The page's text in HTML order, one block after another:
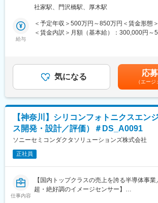
センターとして岐阜、群馬に事務所を構えて
は、多種多様な事業を有しているため、モ
業、IoT事業などの様々な事業と密に連携す
企業名：MMIセミコンダクター株式会社
・半導体製品（MEMS・IC）の開発／製造／
・ファウンドリー（MEMS・IC）
勤務地：〒520-2362 滋賀県野洲市市三宅
変更の範囲：会社の定める業務
■業務詳細：
・デジタル一眼カメラ、産業及び車載用イメ
ンサ及びディスプレイデバイスのパッケージ
・実装装置の開発及び量産立ち上げなど多
できます。
■募集背景：
世界トップレベルのシェアを誇るキヤノンの
イメージセンサは全て自社製）、自社製
搭載製品はシネマ用ビデオカメラ、監視用
搭載製品や事業規模の拡大が期待されており
化・高性能化の要求は一層強まってきていま
社家駅、門沢橋駅、厚木駅
給与
＜予定年収＞500万円～850万円＜賃金形態
＜賃金内訳＞月額（基本給）：300,000円～
伝えします。■昇給：年1回（1月）■賞与：
金はあくまでも目安の金額であり、選考を通
があります。月給(月額)は固定手当を含めた
気になる 応
（エー
【神奈川】シリコンフォトニクスエン
ス開発・設計／評価）＃DS_A0091
ソニーセミコンダクタソリューションズ株式会社
正社員
仕事内容
【国内トップクラスの売上を誇る半導体事
超・絶好調のイメージセンサー】